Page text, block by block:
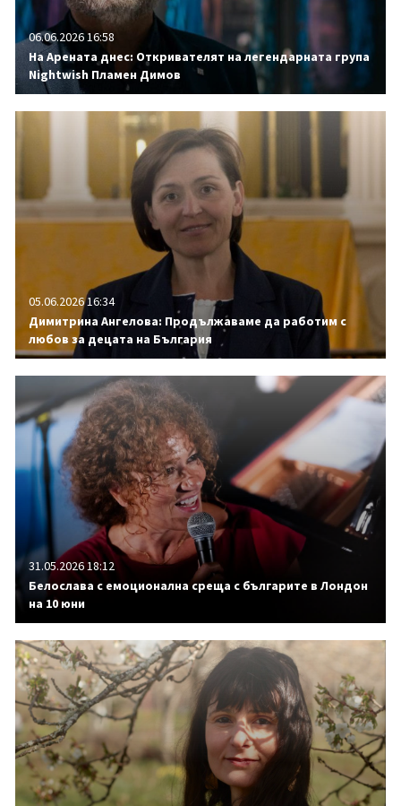
06.06.2026 16:58
На Арената днес: Откривателят на легендарната група
Nightwish Пламен Димов
05.06.2026 16:34
Димитрина Ангелова: Продължаваме да работим с
любов за децата на България
31.05.2026 18:12
Белослава с емоционална среща с българите в Лондон
на 10 юни